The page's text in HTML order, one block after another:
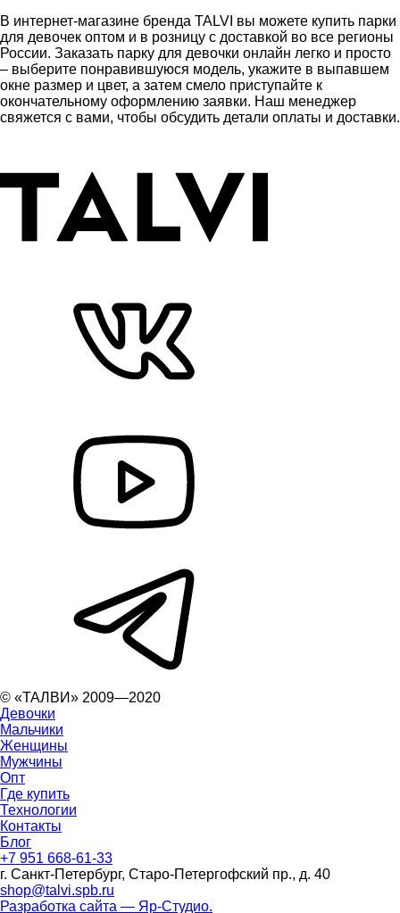
В интернет-магазине бренда TALVI вы можете купить парки
для девочек оптом и в розницу с доставкой во все регионы
России. Заказать парку для девочки онлайн легко и просто
– выберите понравившуюся модель, укажите в выпавшем
окне размер и цвет, а затем смело приступайте к
окончательному оформлению заявки. Наш менеджер
свяжется с вами, чтобы обсудить детали оплаты и доставки.
© «ТАЛВИ» 2009—2020
Девочки
Мальчики
Женщины
Мужчины
Опт
Где купить
Технологии
Контакты
Блог
+7 951 668-61-33
г. Санкт-Петербург, Старо-Петергофский пр., д. 40
shop@talvi.spb.ru
Разработка сайта — Яр-Студио.